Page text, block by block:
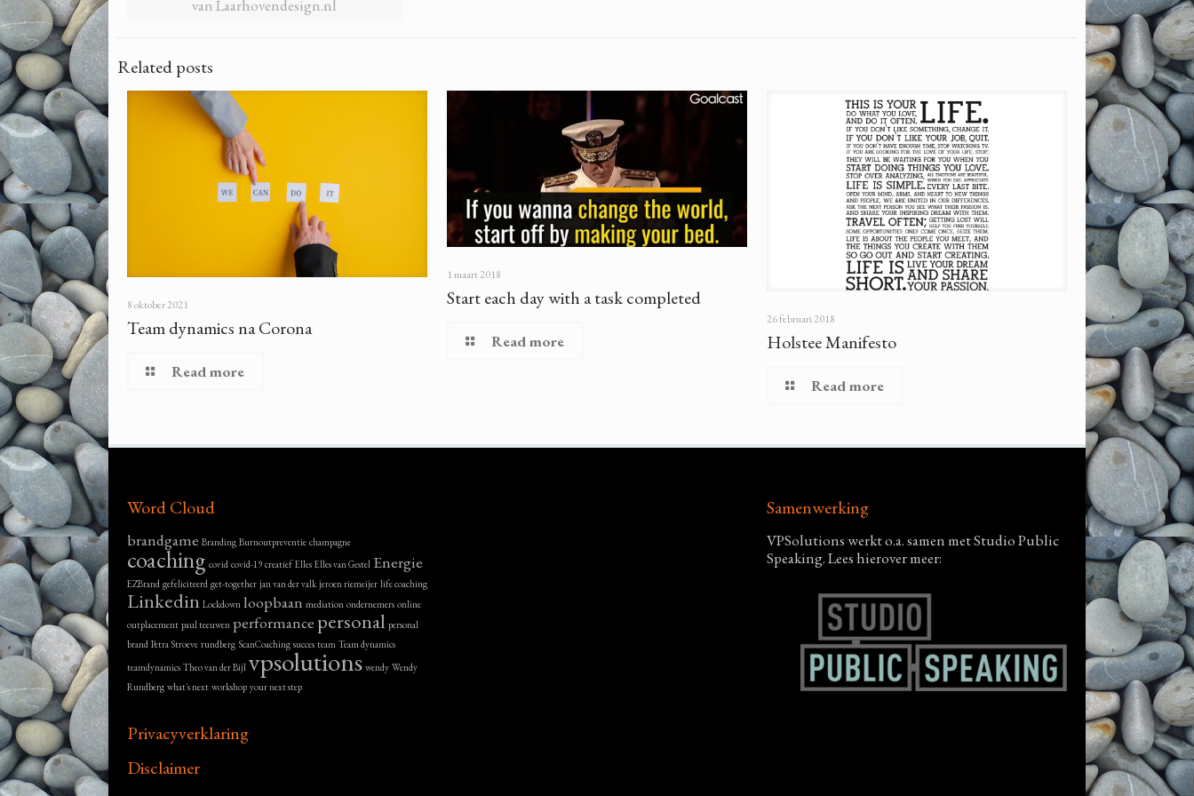
van Laarhovendesign.nl
Related posts
8 oktober 2021
Team dynamics na Corona
Read more
1 maart 2018
Start each day with a task completed
Read more
26 februari 2018
Holstee Manifesto
Read more
Word Cloud
brandgame Branding Burnoutpreventie champagne
coaching covid covid-19 creatief Elles Elles van Gestel Energie
EZBrand gefeliciteerd get-together jan van der valk jeroen riemeijer life coaching
Linkedin Lockdown loopbaan mediation ondernemers online
outplacement paul teeuwen performance personal personal
brand Petra Stroeve rundberg ScanCoaching succes team Team dynamics
teamdynamics Theo van der Bijl vpsolutions wendy Wendy
Rundberg what's next workshop your next step
Privacyverklaring
Disclaimer
Samenwerking
VPSolutions werkt o.a. samen met Studio Public
Speaking. Lees hierover meer: